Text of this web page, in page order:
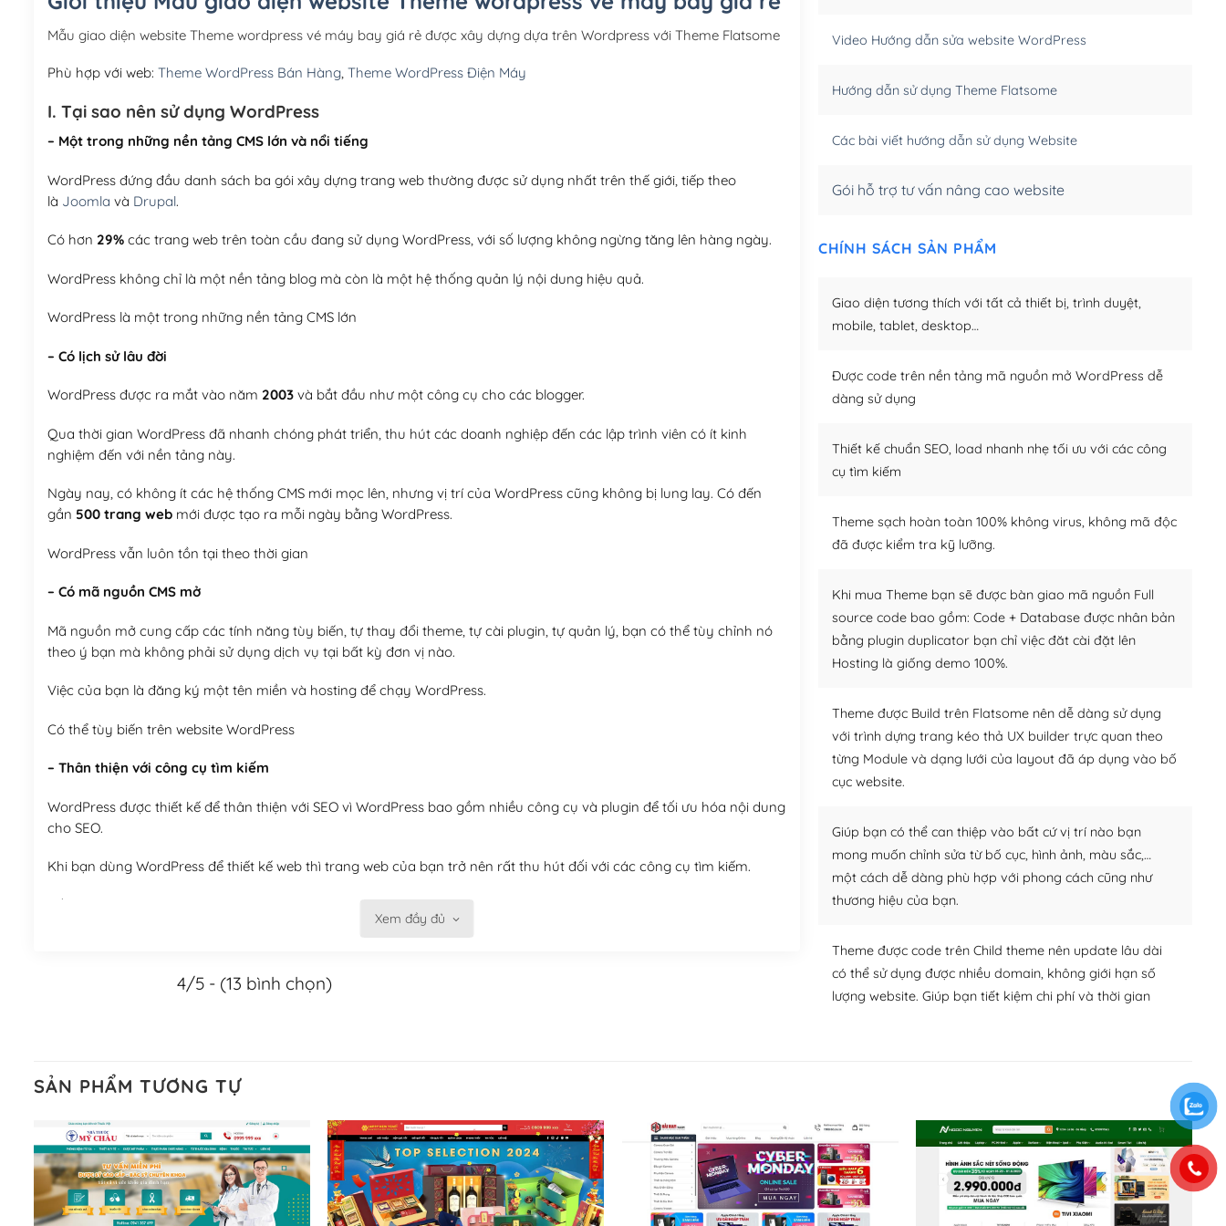
Hosting 3GB SSD (1 năm)
(+950,000₫)
Mẫu giao diện website Theme wordpress vé máy bay giá rẻ được xây dựng dựa trên Wordpress với Theme Flatsome
Phù hợp với web: Theme WordPress Bán Hàng, Theme WordPress Điện Máy
I. Tại sao nên sử dụng WordPress
– Một trong những nền tảng CMS lớn và nổi tiếng
WordPress đứng đầu danh sách ba gói xây dựng trang web thường được sử dụng nhất trên thế giới, tiếp theo
là Joomla và Drupal.
Có hơn 29%các trang web trên toàn cầu đang sử dụng WordPress, với số lượng không ngừng tăng lên hàng ngày.
WordPress không chỉ là một nền tảng blog mà còn là một hệ thống quản lý nội dung hiệu quả.
WordPress là một trong những nền tảng CMS lớn
– Có lịch sử lâu đời
WordPress được ra mắt vào năm 2003và bắt đầu như một công cụ cho các blogger.
Qua thời gian WordPress đã nhanh chóng phát triển, thu hút các doanh nghiệp đến các lập trình viên có ít kinh
nghiệm đến với nền tảng này.
Ngày nay, có không ít các hệ thống CMS mới mọc lên, nhưng vị trí của WordPress cũng không bị lung lay. Có đến
gần 500 trang webmới được tạo ra mỗi ngày bằng WordPress.
WordPress vẫn luôn tồn tại theo thời gian
– Có mã nguồn CMS mở
Mã nguồn mở cung cấp các tính năng tùy biến, tự thay đổi theme, tự cài plugin, tự quản lý, bạn có thể tùy chỉnh nó
theo ý bạn mà không phải sử dụng dịch vụ tại bất kỳ đơn vị nào.
Việc của bạn là đăng ký một tên miền và hosting để chạy WordPress.
Có thể tùy biến trên website WordPress
– Thân thiện với công cụ tìm kiếm
WordPress được thiết kế để thân thiện với SEO vì WordPress bao gồm nhiều công cụ và plugin để tối ưu hóa nội dung
cho SEO.
Khi bạn dùng WordPress để thiết kế web thì trang web của bạn trở nên rất thu hút đối với các công cụ tìm kiếm.
Tối ưu hóa công cụ tìm kiếm
Khi bạn sử dụng WordPress, thì vấn đề giao diện của bạn trở nên dễ dàng và nhanh chóng. Với kho Theme
– Sở hữu một cộng đồng lớn, sẵn sàng hỗ trợ
WordPress là nơi lưu trữ cho một diễn đàn cộng đồng khổng lồ được kiểm duyệt bởi các nhân viên và những người
cuồng tín WordPress.
Xem đầy đủ
4/5 - (13 bình chọn)
Video Hướng dẫn sửa website WordPress
Hướng dẫn sử dụng Theme Flatsome
Các bài viết hướng dẫn sử dụng Website
Gói hỗ trợ tư vấn nâng cao website
CHÍNH SÁCH SẢN PHẨM
Giao diện tương thích với tất cả thiết bị, trình duyệt,
mobile, tablet, desktop…
Được code trên nền tảng mã nguồn mở WordPress dễ
dàng sử dụng
Thiết kế chuẩn SEO, load nhanh nhẹ tối ưu với các công
cụ tìm kiếm
Theme sạch hoàn toàn 100% không virus, không mã độc
đã được kiểm tra kỹ lưỡng.
Khi mua Theme bạn sẽ được bàn giao mã nguồn Full
source code bao gồm: Code + Database được nhân bản
bằng plugin duplicator bạn chỉ việc đăt cài đặt lên
Hosting là giống demo 100%.
Theme được Build trên Flatsome nên dễ dàng sử dụng
với trình dựng trang kéo thả UX builder trực quan theo
từng Module và dạng lưới của layout đã áp dụng vào bố
cục website.
Giúp bạn có thể can thiệp vào bất cứ vị trí nào bạn
mong muốn chỉnh sửa từ bố cục, hình ảnh, màu sắc,…
một cách dễ dàng phù hợp với phong cách cũng như
thương hiệu của bạn.
Theme được code trên Child theme nên update lâu dài
có thể sử dụng được nhiều domain, không giới hạn số
lượng website. Giúp bạn tiết kiệm chi phí và thời gian
SẢN PHẨM TƯƠNG TỰ